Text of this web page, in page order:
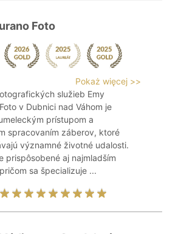
Foto
Pokaż więcej >>
služieb Emy
v Dubnici nad Váhom je
prístupom a
spracovaním záberov, ktoré
významné životné udalosti.
prispôsobené aj najmladším
sa špecializuje ...